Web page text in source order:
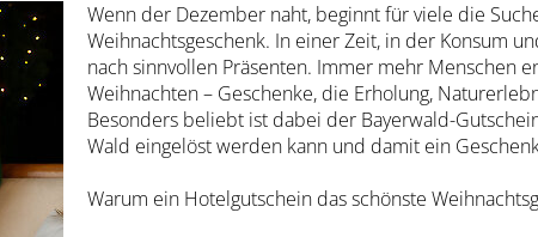
Wenn der Dezember naht, beginnt für viele die
Weihnachtsgeschenk. In einer Zeit, in der Konsum
nach sinnvollen Präsenten. Immer mehr Menschen
Weihnachten – Geschenke, die Erholung,
Besonders beliebt ist dabei der Bayerwald-
Wald eingelöst werden kann und damit ein
Warum ein Hotelgutschein das schönste